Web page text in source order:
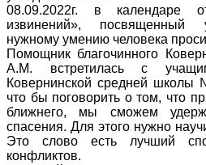
08.09.2022г. в календаре
извинений», посвященный
нужному умению человека
Помощник благочинного
А.М. встретилась с
Ковернинской средней
что бы поговорить о том, что
ближнего, мы сможем
спасения. Для этого нужно
Это слово есть лучший
конфликтов.